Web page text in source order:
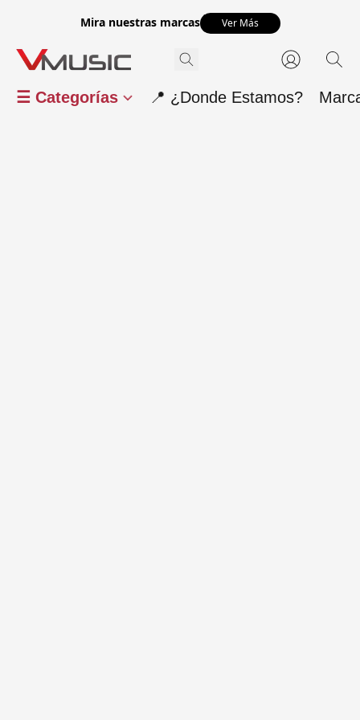
Mira nuestras marcas Ver Más
☰ Categorías 📍 ¿Donde Estamos?